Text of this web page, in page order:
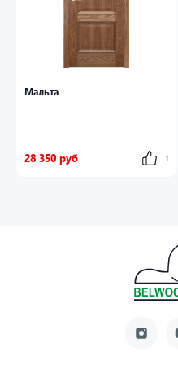
Мальта
28 350 руб 1